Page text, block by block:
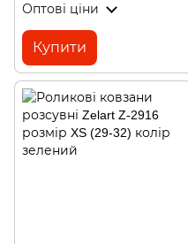
Оптові ціни
Купити